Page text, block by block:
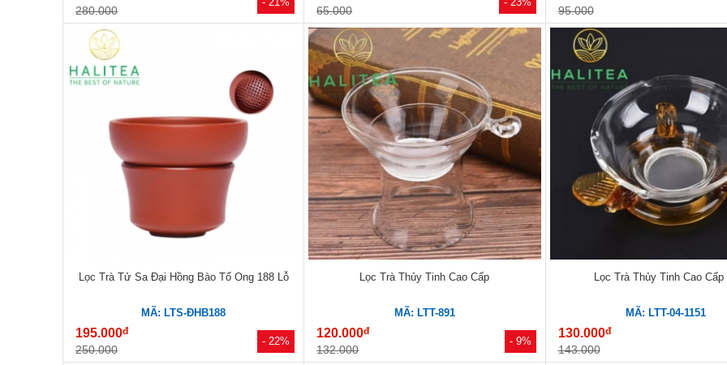
280.000 65.000 95.000
- 22%
Lọc Trà Tử Sa Đại Hồng Bào Tổ Ong 188 Lỗ
MÃ: LTS-ĐHB188
195.000đ
250.000
- 9%
Lọc Trà Thủy Tinh Cao Cấp
MÃ: LTT-891
120.000đ
132.000
Lọc Trà Thủy Tinh Cao Cấp
MÃ: LTT-04-1151
130.000đ
143.000